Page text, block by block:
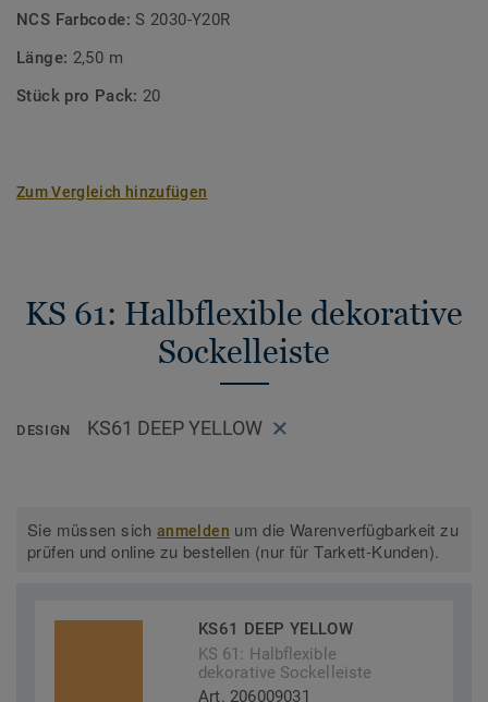
NCS Farbcode:S 2030-Y20R
Länge: 2,50 m
Stück pro Pack: 20
Zum Vergleich hinzufügen
KS 61: Halbflexible dekorative
Sockelleiste
DESIGN KS61 DEEP YELLOW
Sie müssen sichanmelden um die Warenverfügbarkeit zu
prüfen und online zu bestellen (nur für Tarkett-Kunden).
KS61 DEEP YELLOW
KS 61: Halbflexible
dekorative Sockelleiste
Art. 206009031